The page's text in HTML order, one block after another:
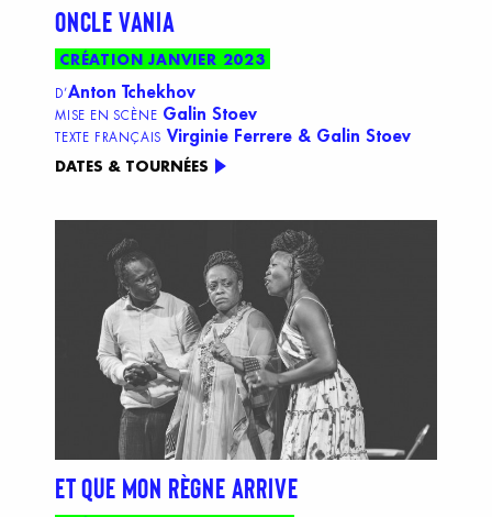
ONCLE VANIA
CRÉATION JANVIER 2023
D’Anton Tchekhov
MISE EN SCÈNE Galin Stoev
TEXTE FRANÇAIS Virginie Ferrere & Galin Stoev
DATES & TOURNÉES
ET QUE MON RÈGNE ARRIVE